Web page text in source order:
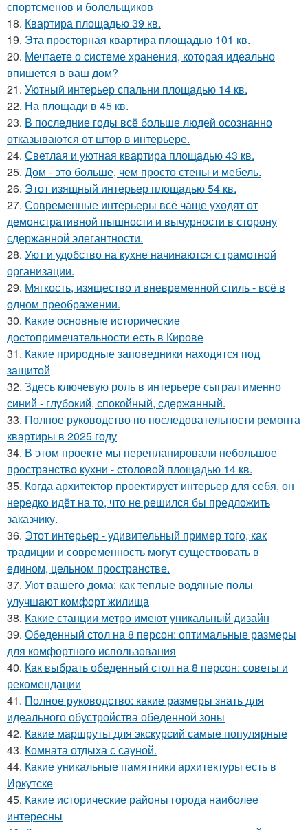
спортсменов и болельщиков
18. Квартира площадью 39 кв.
19. Эта просторная квартира площадью 101 кв.
20. Мечтаете о системе хранения, которая идеально
впишется в ваш дом?
21. Уютный интерьер спальни площадью 14 кв.
22. На площади в 45 кв.
23. В последние годы всё больше людей осознанно
отказываются от штор в интерьере.
24. Светлая и уютная квартира площадью 43 кв.
25. Дом - это больше, чем просто стены и мебель.
26. Этот изящный интерьер площадью 54 кв.
27. Современные интерьеры всё чаще уходят от
демонстративной пышности и вычурности в сторону
сдержанной элегантности.
28. Уют и удобство на кухне начинаются с грамотной
организации.
29. Мягкость, изящество и вневременной стиль - всё в
одном преображении.
30. Какие основные исторические
достопримечательности есть в Кирове
31. Какие природные заповедники находятся под
защитой
32. Здесь ключевую роль в интерьере сыграл именно
синий - глубокий, спокойный, сдержанный.
33. Полное руководство по последовательности ремонта
квартиры в 2025 году
34. В этом проекте мы перепланировали небольшое
пространство кухни - столовой площадью 14 кв.
35. Когда архитектор проектирует интерьер для себя, он
нередко идёт на то, что не решился бы предложить
заказчику.
36. Этот интерьер - удивительный пример того, как
традиции и современность могут существовать в
едином, цельном пространстве.
37. Уют вашего дома: как теплые водяные полы
улучшают комфорт жилища
38. Какие станции метро имеют уникальный дизайн
39. Обеденный стол на 8 персон: оптимальные размеры
для комфортного использования
40. Как выбрать обеденный стол на 8 персон: советы и
рекомендации
41. Полное руководство: какие размеры знать для
идеального обустройства обеденной зоны
42. Какие маршруты для экскурсий самые популярные
43. Комната отдыха с сауной.
44. Какие уникальные памятники архитектуры есть в
Иркутске
45. Какие исторические районы города наиболее
интересны